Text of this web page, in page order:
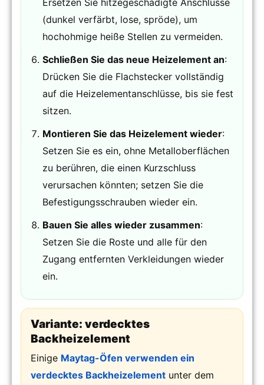
(dunkel verfärbt, lose, spröde), um
hochohmige heiße Stellen zu vermeiden.
Schließen Sie das neue Heizelement an:
Drücken Sie die Flachstecker vollständig
auf die Heizelementanschlüsse, bis sie fest
sitzen.
Montieren Sie das Heizelement wieder:
Setzen Sie es ein, ohne Metalloberflächen
zu berühren, die einen Kurzschluss
verursachen könnten; setzen Sie die
Befestigungsschrauben wieder ein.
Bauen Sie alles wieder zusammen:
Setzen Sie die Roste und alle für den
Zugang entfernten Verkleidungen wieder
ein.
Variante: verdecktes
Backheizelement
Einige Maytag-Öfen verwenden ein
verdecktes Backheizelement unter dem